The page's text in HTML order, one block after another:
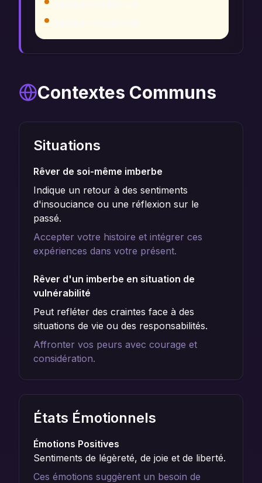
Contextes Communs
Situations
Rêver de soi-même imberbe
Indique un retour à des sentiments
d'insouciance ou une réflexion sur le
passé.
Accepter votre histoire et intégrer ces
expériences dans votre présent.
Rêver d'un imberbe en situation de
vulnérabilité
Peut refléter des craintes face à des
situations de vie ou des responsabilités.
Affronter vos peurs avec courage et
considération.
États Émotionnels
Émotions Positives
Sentiments de légèreté, de joie et de liberté.
Ces émotions suggèrent un besoin de